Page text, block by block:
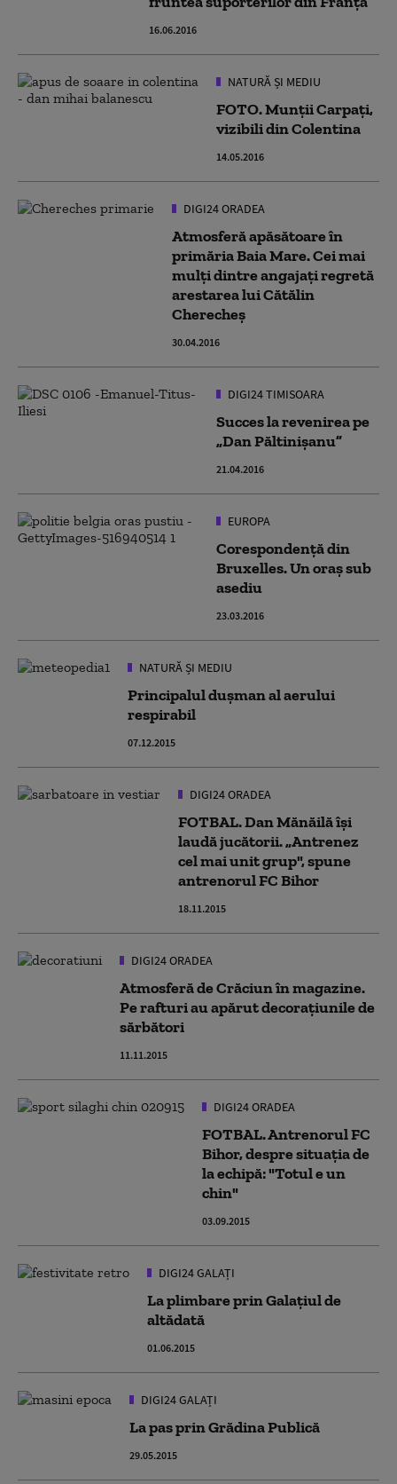
16.06.2016
NATURĂ ȘI MEDIU
FOTO. Munții Carpați,
vizibili din Colentina
14.05.2016
DIGI24 ORADEA
Atmosferă apăsătoare în
primăria Baia Mare. Cei mai
mulți dintre angajați regretă
arestarea lui Cătălin
Cherecheș
30.04.2016
DIGI24 TIMISOARA
Succes la revenirea pe
„Dan Păltinișanu”
21.04.2016
EUROPA
Corespondență din
Bruxelles. Un oraș sub
asediu
23.03.2016
NATURĂ ȘI MEDIU
Principalul dușman al aerului
respirabil
07.12.2015
DIGI24 ORADEA
FOTBAL. Dan Mănăilă îşi
laudă jucătorii. „Antrenez
cel mai unit grup", spune
antrenorul FC Bihor
18.11.2015
DIGI24 ORADEA
Atmosferă de Crăciun în magazine.
Pe rafturi au apărut decoraţiunile de
sărbători
11.11.2015
DIGI24 ORADEA
FOTBAL. Antrenorul FC
Bihor, despre situaţia de
la echipă: "Totul e un
chin"
03.09.2015
DIGI24 GALAȚI
La plimbare prin Galaţiul de
altădată
01.06.2015
DIGI24 GALAȚI
La pas prin Grădina Publică
29.05.2015